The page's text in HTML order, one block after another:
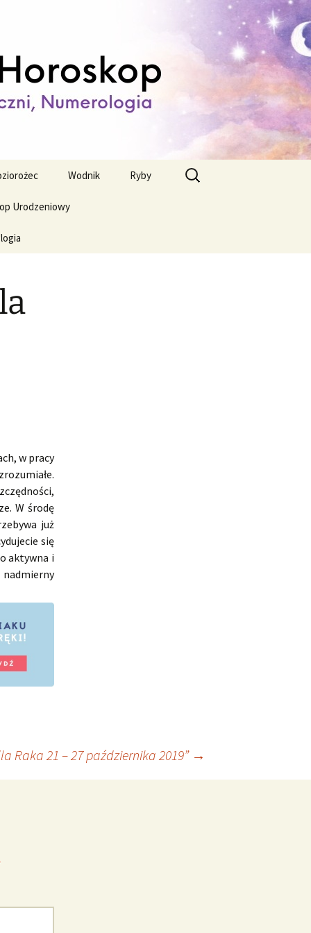
Wodnik Ryby
Urodzeniowy
Szukaj:
w pracy
W środę
już
się
aktywna i
Raka 21 – 27 października 2019” →